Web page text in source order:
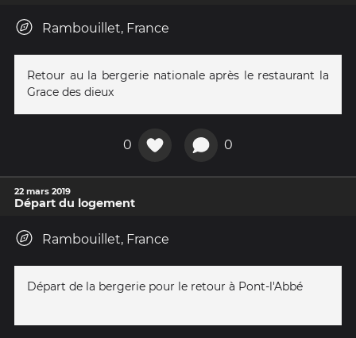
Rambouillet, France
Retour au la bergerie nationale après le restaurant la
Grace des dieux
0 0
22 mars 2019
Départ du logement
Rambouillet, France
Départ de la bergerie pour le retour à Pont-l'Abbé